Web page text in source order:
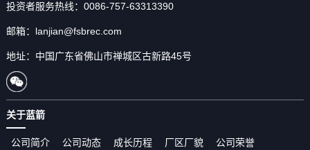
投资者服务热线：0086-757-63313390
邮箱：lanjian@fsbrec.com
地址：中国广东省佛山市禅城区古新路45号
关于蓝箭
公司简介 公司动态 成长历程 厂区厂貌 公司荣誉